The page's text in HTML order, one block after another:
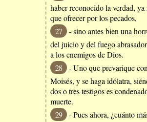
haber reconocido la verdad, ya
que ofrecer por los pecados,
27
- sino antes bien una
del juicio y del fuego
a los enemigos de Dios.
28
- Uno que prevarique
Moisés, y se haga idólatra,
dos o tres testigos es
muerte.
29
- Pues ahora, ¿cuánto